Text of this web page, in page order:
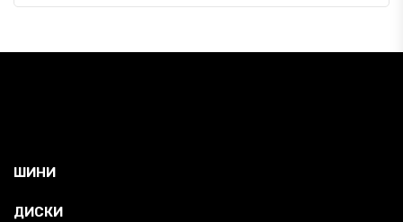
ШИНИ
ДИСКИ